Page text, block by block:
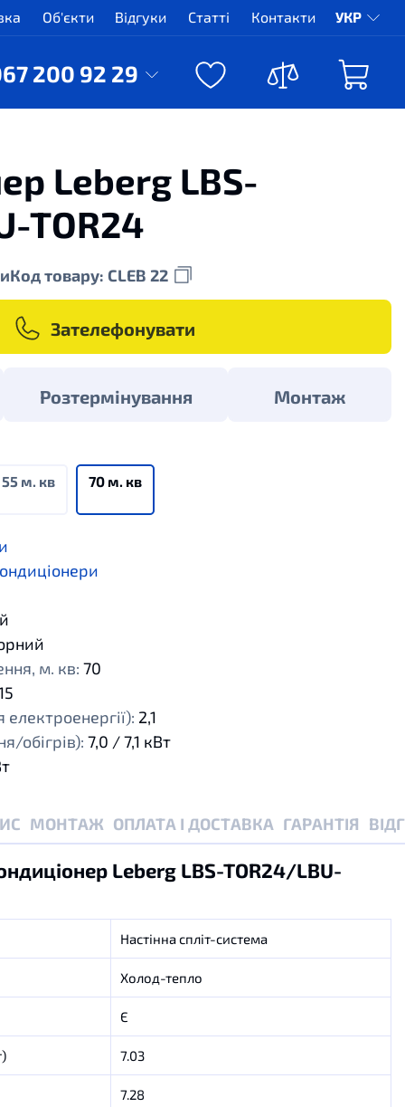
Об'єкти Відгуки Статті Контакти УКР
200 92 29
Leberg LBS-
TOR24
Код товару: CLEB 22
Зателефонувати
Розтермінування Монтаж
55 м. кв 70 м. кв
м. кв: 70
2,1
обігрів): 7,0 / 7,1 кВт
МОНТАЖ ОПЛАТА І ДОСТАВКА ГАРАНТІЯ
Leberg LBS-TOR24/LBU-
Настінна спліт-система
Холод-тепло
Є
7.03
7.28